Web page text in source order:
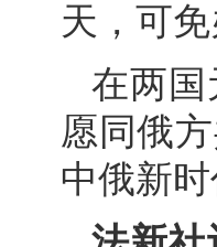
天，可免
在两国
愿同俄
中俄新